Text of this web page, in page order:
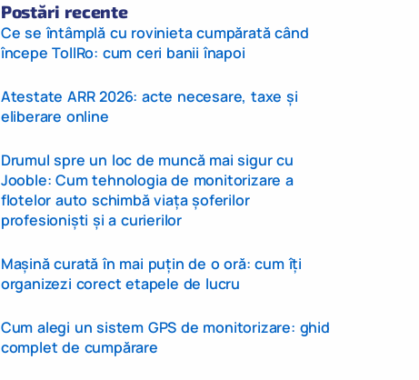
Postări recente
Ce se întâmplă cu rovinieta cumpărată când
începe TollRo: cum ceri banii înapoi
Atestate ARR 2026: acte necesare, taxe și
eliberare online
Drumul spre un loc de muncă mai sigur cu
Jooble: Cum tehnologia de monitorizare a
flotelor auto schimbă viața șoferilor
profesioniști și a curierilor
Mașină curată în mai puțin de o oră: cum îți
organizezi corect etapele de lucru
Cum alegi un sistem GPS de monitorizare: ghid
complet de cumpărare